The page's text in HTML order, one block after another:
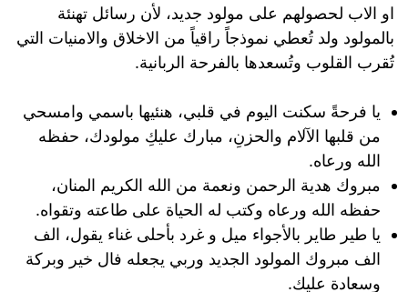
او الاب لحصولهم على مولود جديد، لأن رسائل تهنئة
بالمولود ولد تُعطي نموذجاً راقياً من الاخلاق والامنيات التي
تُقرب القلوب وتُسعدها بالفرحة الربانية.
يا فرحةً سكنت اليوم في قلبي، هنئيها باسمي وامسحي
من قلبها الآلام والحزنِ، مبارك عليكِ مولودك، حفظه
الله ورعاه.
مبروك هدية الرحمن ونعمة من الله الكريم المنان،
حفظه الله ورعاه وكتب له الحياة على طاعته وتقواه.
يا طير طاير بالأجواء ميل و غرد بأحلى غناء يقول، الف
الف مبروك المولود الجديد وربي يجعله فال خير وبركة
وسعادة عليك.